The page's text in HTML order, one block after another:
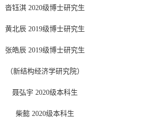
沓钰淇 2020级博士研究生
黄北辰 2019级博士研究生
张皓辰 2019级博士研究生
（新结构经济学研究院）
聂弘宇 2020级本科生
柴懿 2020级本科生